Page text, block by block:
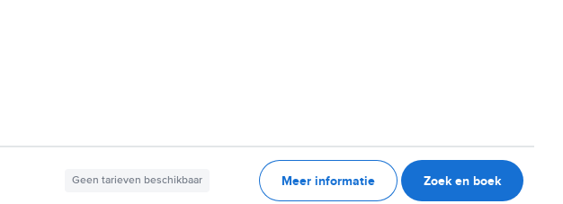
Geen tarieven beschikbaar Meer informatie Zoek en boek